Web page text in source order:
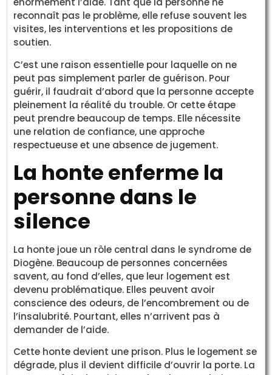
reconnaît pas le problème, elle refuse souvent les
visites, les interventions et les propositions de
soutien.
C’est une raison essentielle pour laquelle on ne
peut pas simplement parler de guérison. Pour
guérir, il faudrait d’abord que la personne accepte
pleinement la réalité du trouble. Or cette étape
peut prendre beaucoup de temps. Elle nécessite
une relation de confiance, une approche
respectueuse et une absence de jugement.
La honte enferme la
personne dans le
silence
La honte joue un rôle central dans le syndrome de
Diogène. Beaucoup de personnes concernées
savent, au fond d’elles, que leur logement est
devenu problématique. Elles peuvent avoir
conscience des odeurs, de l’encombrement ou de
l’insalubrité. Pourtant, elles n’arrivent pas à
demander de l’aide.
Cette honte devient une prison. Plus le logement se
dégrade, plus il devient difficile d’ouvrir la porte. La